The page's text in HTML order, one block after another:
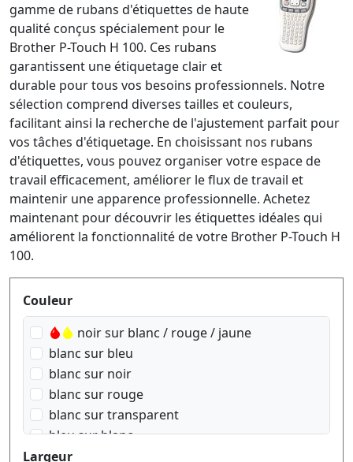
gamme de rubans d'étiquettes de haute
qualité conçus spécialement pour le
Brother P-Touch H 100. Ces rubans
garantissent une étiquetage clair et
durable pour tous vos besoins professionnels. Notre
sélection comprend diverses tailles et couleurs,
facilitant ainsi la recherche de l'ajustement parfait pour
vos tâches d'étiquetage. En choisissant nos rubans
d'étiquettes, vous pouvez organiser votre espace de
travail efficacement, améliorer le flux de travail et
maintenir une apparence professionnelle. Achetez
maintenant pour découvrir les étiquettes idéales qui
améliorent la fonctionnalité de votre Brother P-Touch H
100.
Produktfilter
Couleur
noir sur blanc / rouge / jaune
blanc sur bleu
blanc sur noir
blanc sur rouge
blanc sur transparent
bleu sur blanc
bleu sur transparent
Largeur